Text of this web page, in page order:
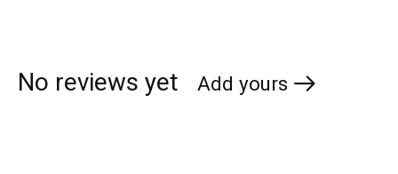
No reviews yet Add yours